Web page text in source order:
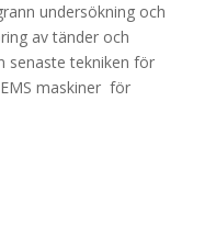
undersökning och
av tänder och
senaste tekniken för
maskiner för